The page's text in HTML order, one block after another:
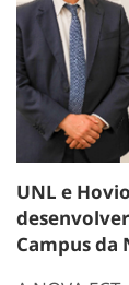
UNL e
Campus da